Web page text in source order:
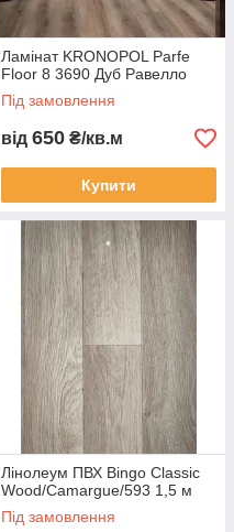
Ламінат KRONOPOL Parfe
Floor 8 3690 Дуб Равелло
Під замовлення
від 650 ₴/кв.м
Купити
Лінолеум ПВХ Bingo Classic
Wood/Camargue/593 1,5 м
Під замовлення